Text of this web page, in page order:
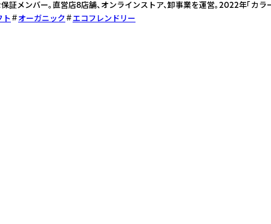
証メンバー。直営店8店舗、オンラインストア、卸事業を運営。2022年「カ
ト
オーガニック エコフレンドリー